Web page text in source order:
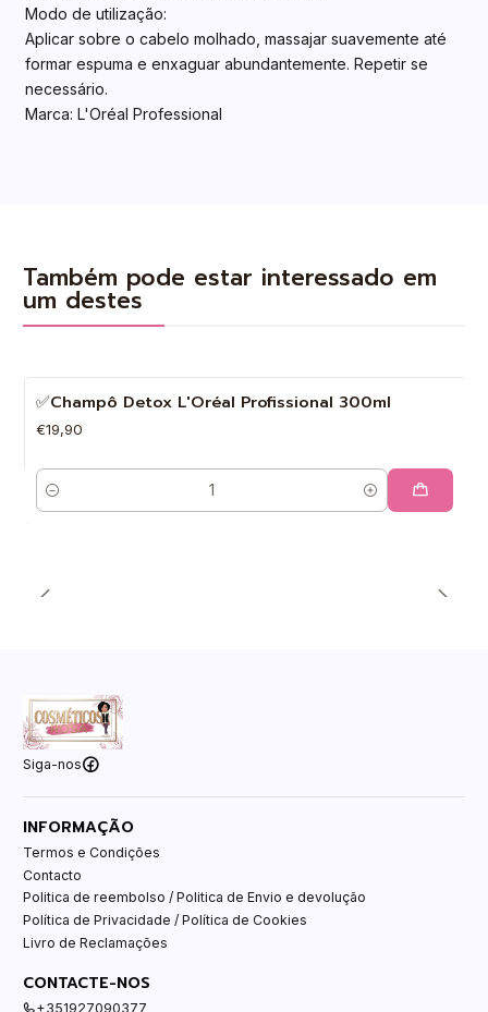
Modo de utilização:
Aplicar sobre o cabelo molhado, massajar suavemente até
formar espuma e enxaguar abundantemente. Repetir se
necessário.
Marca: L'Oréal Professional
Também pode estar interessado em
um destes
✅Champô Detox L'Oréal Profissional 300ml
€19,90
Quantidade
Siga-nos
INFORMAÇÃO
Termos e Condições
Contacto
Politica de reembolso / Politica de Envio e devolução
Política de Privacidade / Política de Cookies
Livro de Reclamações
CONTACTE-NOS
+351927090377